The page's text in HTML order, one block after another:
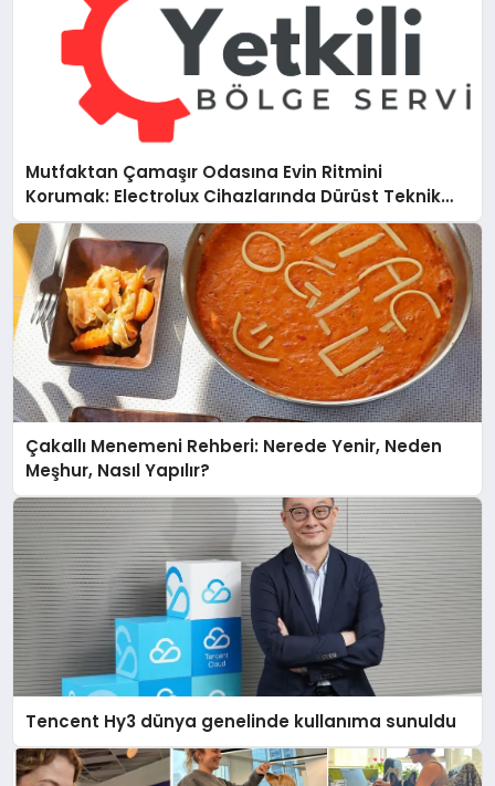
Mutfaktan Çamaşır Odasına Evin Ritmini
Korumak: Electrolux Cihazlarında Dürüst Teknik
Destek Deneyimi
Çakallı Menemeni Rehberi: Nerede Yenir, Neden
Meşhur, Nasıl Yapılır?
Tencent Hy3 dünya genelinde kullanıma sunuldu